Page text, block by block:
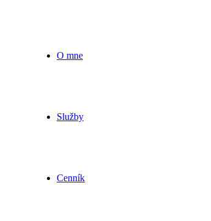
O mne
Služby
Cenník